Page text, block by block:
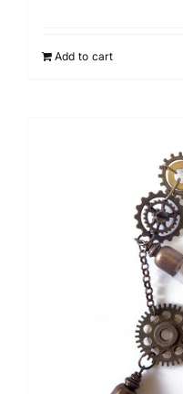
Add to cart